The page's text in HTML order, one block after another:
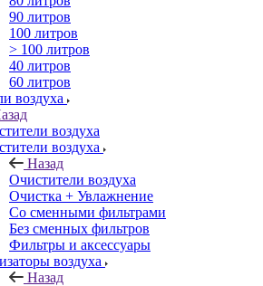
90 литров
100 литров
> 100 литров
40 литров
60 литров
воздуха
воздуха
воздуха
Назад
Очистители воздуха
Очистка + Увлажнение
Cо сменными фильтрами
Без сменных фильтров
Фильтры и аксессуары
воздуха
Назад